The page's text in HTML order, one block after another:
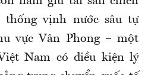
thống vịnh nước sâu tự
vực Vân Phong – một
Nam có điều kiện lý